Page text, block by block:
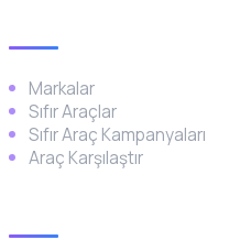
Markalar
Sıfır Araçlar
Sıfır Araç Kampanyaları
Araç Karşılaştır